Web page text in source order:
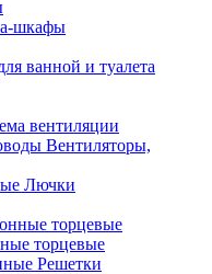
шкафы
ванной и туалета
вентиляции
Вентиляторы,
Лючки
торцевые
Решетки